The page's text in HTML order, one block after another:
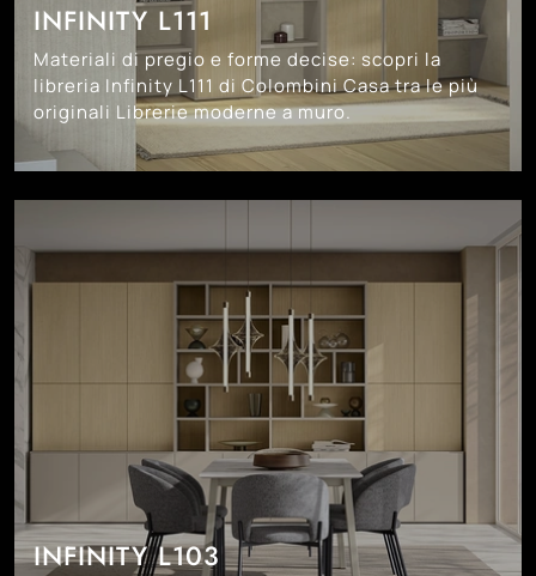
INFINITY L111
Materiali di pregio e forme decise: scopri la
libreria Infinity L111 di Colombini Casa tra le più
originali Librerie moderne a muro.
INFINITY L103